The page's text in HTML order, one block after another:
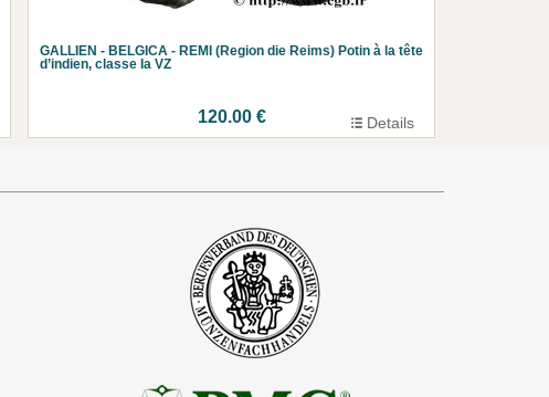
GALLIEN - BELGICA - REMI (Region die Reims) Potin à la tête
d’indien, classe Ia VZ
120.00 € Details